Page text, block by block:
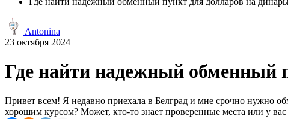
Antonina
23 октября 2024
Где найти надежный обменный
Привет всем! Я недавно приехала в Белград и мне срочно нужно
хорошим курсом? Может, кто-то знает проверенные места или у